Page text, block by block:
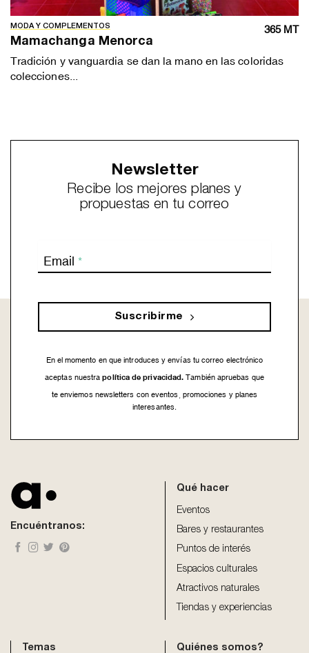
MODA Y COMPLEMENTOS 365 MT
Mamachanga Menorca
Tradición y vanguardia se dan la mano en las coloridas
colecciones...
Newsletter
Recibe los mejores planes y
propuestas en tu correo
Email *
Suscribirme
En el momento en que introduces y envías tu correo electrónico
aceptas nuestra política de privacidad. También apruebas que
te enviemos newsletters con eventos, promociones y planes
interesantes.
left
Encuéntranos:
Qué hacer
Eventos
Bares y restaurantes
Puntos de interés
Espacios culturales
Atractivos naturales
Tiendas y experiencias
Temas Quiénes somos?